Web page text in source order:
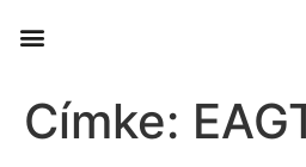
Címke: